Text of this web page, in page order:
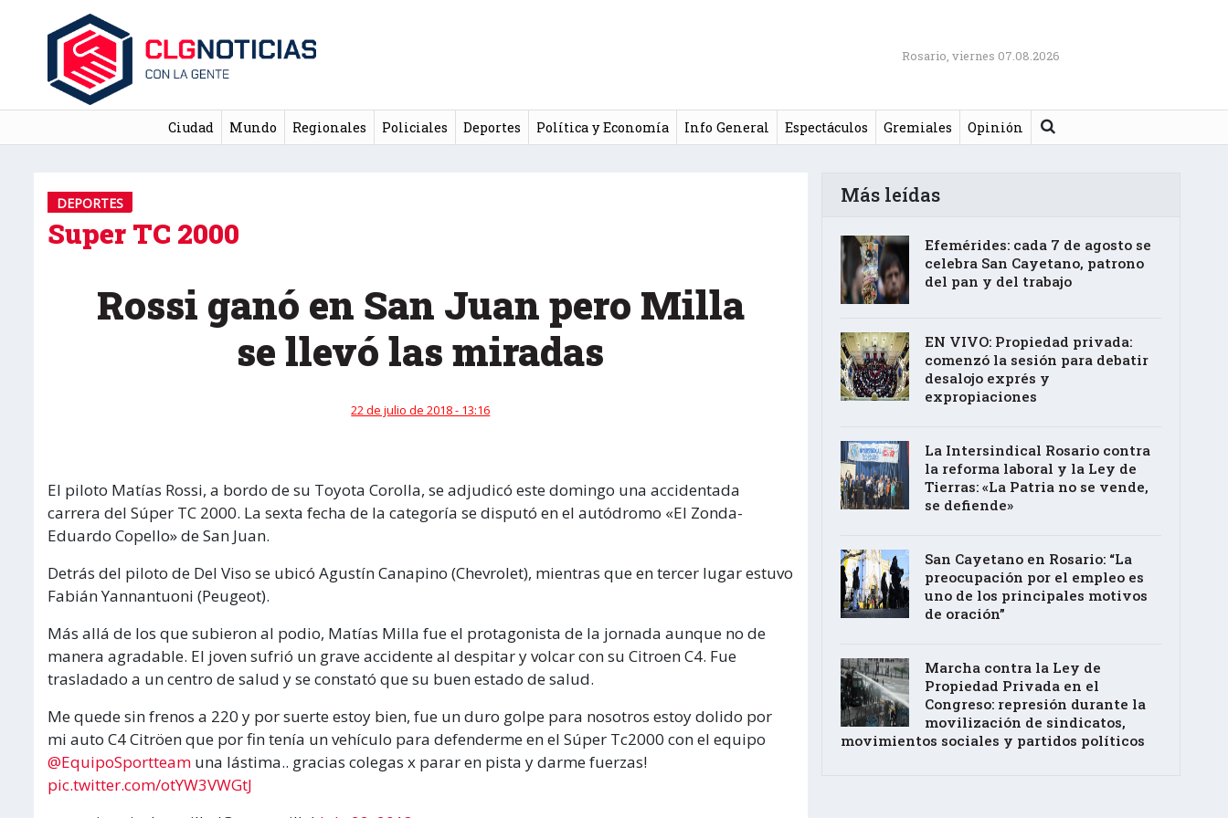
Rosario, viernes 07.08.2026
Ciudad Mundo Regionales Policiales Deportes Política y Economía Info General Espectáculos Gremiales Opinión Buscar
DEPORTES
Super TC 2000
Rossi ganó en San Juan pero Milla
se llevó las miradas
22 de julio de 2018 - 13:16
El piloto Matías Rossi, a bordo de su Toyota Corolla, se adjudicó este domingo una accidentada
carrera del Súper TC 2000. La sexta fecha de la categoría se disputó en el autódromo «El Zonda-
Eduardo Copello» de San Juan.
Detrás del piloto de Del Viso se ubicó Agustín Canapino (Chevrolet), mientras que en tercer lugar estuvo
Fabián Yannantuoni (Peugeot).
Más allá de los que subieron al podio, Matías Milla fue el protagonista de la jornada aunque no de
manera agradable. El joven sufrió un grave accidente al despitar y volcar con su Citroen C4. Fue
trasladado a un centro de salud y se constató que su buen estado de salud.
Me quede sin frenos a 220 y por suerte estoy bien, fue un duro golpe para nosotros estoy dolido por
mi auto C4 Citröen que por fin tenía un vehículo para defenderme en el Súper Tc2000 con el equipo
@EquipoSportteam una lástima.. gracias colegas x parar en pista y darme fuerzas!
pic.twitter.com/otYW3VWGtJ
Más leídas
Efemérides: cada 7 de agosto se
celebra San Cayetano, patrono
del pan y del trabajo
EN VIVO: Propiedad privada:
comenzó la sesión para debatir
desalojo exprés y
expropiaciones
La Intersindical Rosario contra
la reforma laboral y la Ley de
Tierras: «La Patria no se vende,
se defiende»
San Cayetano en Rosario: “La
preocupación por el empleo es
uno de los principales motivos
de oración”
Marcha contra la Ley de
Propiedad Privada en el
Congreso: represión durante la
movilización de sindicatos,
movimientos sociales y partidos políticos